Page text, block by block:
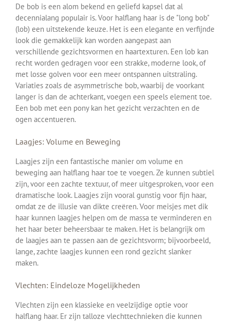
De bob is een alom bekend en geliefd kapsel dat al
decennialang populair is. Voor halflang haar is de "long bob"
(lob) een uitstekende keuze. Het is een elegante en verfijnde
look die gemakkelijk kan worden aangepast aan
verschillende gezichtsvormen en haartexturen. Een lob kan
recht worden gedragen voor een strakke, moderne look, of
met losse golven voor een meer ontspannen uitstraling.
Variaties zoals de asymmetrische bob, waarbij de voorkant
langer is dan de achterkant, voegen een speels element toe.
Een bob met een pony kan het gezicht verzachten en de
ogen accentueren.
Laagjes: Volume en Beweging
Laagjes zijn een fantastische manier om volume en
beweging aan halflang haar toe te voegen. Ze kunnen subtiel
zijn, voor een zachte textuur, of meer uitgesproken, voor een
dramatische look. Laagjes zijn vooral gunstig voor fijn haar,
omdat ze de illusie van dikte creëren. Voor meisjes met dik
haar kunnen laagjes helpen om de massa te verminderen en
het haar beter beheersbaar te maken. Het is belangrijk om
de laagjes aan te passen aan de gezichtsvorm; bijvoorbeeld,
lange, zachte laagjes kunnen een rond gezicht slanker
maken.
Vlechten: Eindeloze Mogelijkheden
Vlechten zijn een klassieke en veelzijdige optie voor
halflang haar. Er zijn talloze vlechttechnieken die kunnen